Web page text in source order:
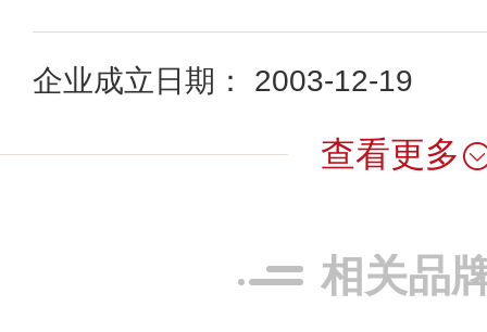
企业成立日期： 2003-12-19
查看更多
相关品